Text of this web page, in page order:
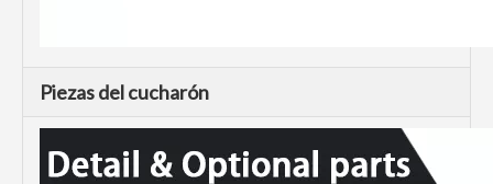
Piezas del cucharón